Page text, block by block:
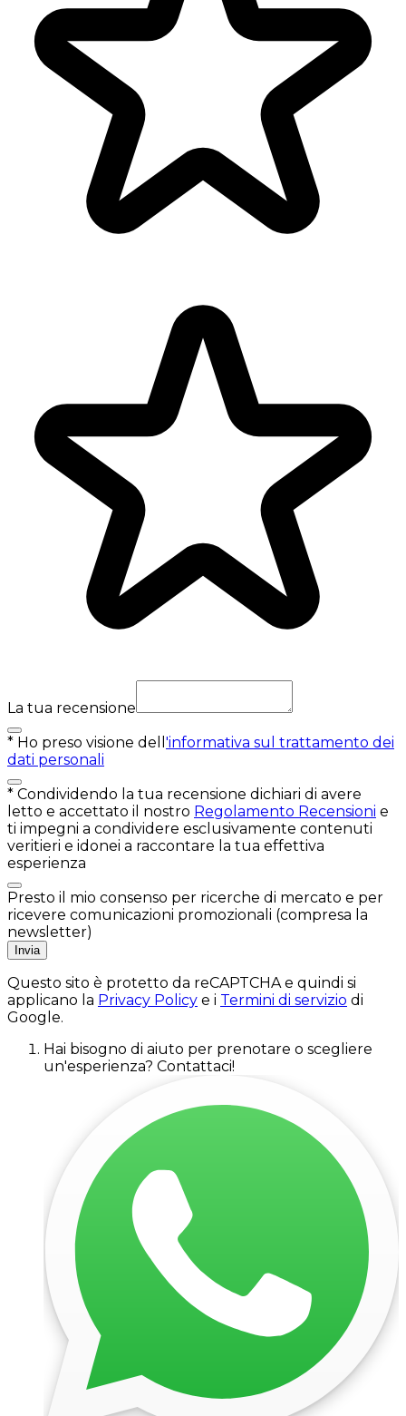
La tua recensione
* Ho preso visione dell 'informativa sul trattamento dei
dati personali
* Condividendo la tua recensione dichiari di avere
letto e accettato il nostro Regolamento Recensioni e
ti impegni a condividere esclusivamente contenuti
veritieri e idonei a raccontare la tua effettiva
esperienza
Presto il mio consenso per ricerche di mercato e per
ricevere comunicazioni promozionali (compresa la
newsletter)
Invia
Questo sito è protetto da reCAPTCHA e quindi si
applicano la Privacy Policy e i Termini di servizio di
Google.
Hai bisogno di aiuto per prenotare o scegliere
un'esperienza? Contattaci!